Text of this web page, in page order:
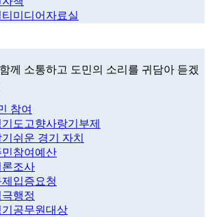
티미디어자료실
께 소통하고 도민의 소리를 귀담아 듣겠
참여
기도고향사랑기부제
기쉬운 경기 자치
민참여예산
론조사
제입증요청
극행정
기공무원대상